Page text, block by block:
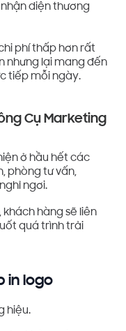
diện thương
phí thấp hơn rất
nhưng lại mang đến
tiếp mỗi ngày.
Cụ Marketing
ở hầu hết các
phòng tư vấn,
ngơi.
khách hàng sẽ liên
quá trình trải
in logo
hiệu.